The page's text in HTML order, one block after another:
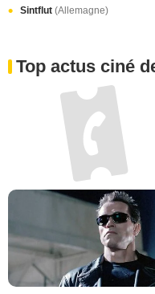
Sintflut (Allemagne)
Top actus ciné